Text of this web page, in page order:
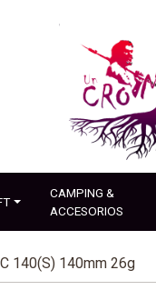
CAMPING &
ACCESORIOS
C 140(S) 140mm 26g